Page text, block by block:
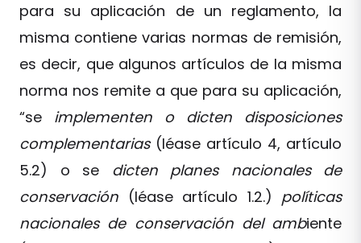
para su aplicación de un reglamento, la
misma contiene varias normas de remisión,
es decir, que algunos artículos de la misma
norma nos remite a que para su aplicación,
“se implementen o dicten disposiciones
complementarias(léase artículo 4, artículo
5.2) o se dicten planes nacionales de
conservación (léase artículo 1.2.) políticas
nacionales de conservación del ambiente